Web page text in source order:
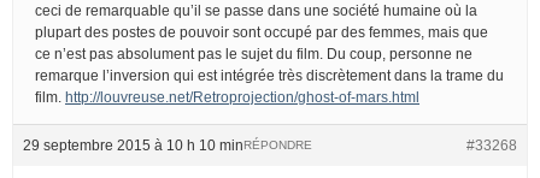
ceci de remarquable qu’il se passe dans une société humaine où la
plupart des postes de pouvoir sont occupé par des femmes, mais que
ce n’est pas absolument pas le sujet du film. Du coup, personne ne
remarque l’inversion qui est intégrée très discrètement dans la trame du
film. http://louvreuse.net/Retroprojection/ghost-of-mars.html
29 septembre 2015 à 10 h 10 min #33268
RÉPONDRE